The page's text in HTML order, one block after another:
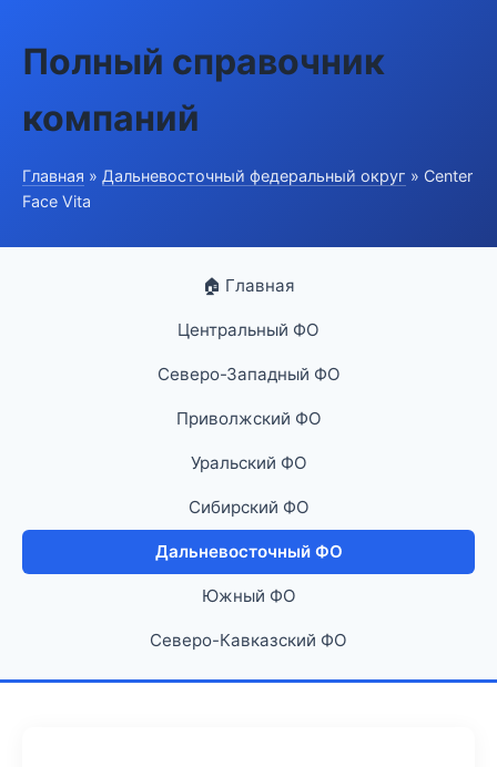
Полный справочник
компаний
Главная » Дальневосточный федеральный округ » Center
Face Vita
🏠 Главная
Центральный ФО
Северо-Западный ФО
Приволжский ФО
Уральский ФО
Сибирский ФО
Дальневосточный ФО
Южный ФО
Северо-Кавказский ФО